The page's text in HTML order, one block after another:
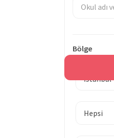
Bölge
İstanbul
Hepsi